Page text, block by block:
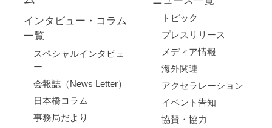
インタビュー・コラム
一覧
スペシャルインタビュ
ー
会報誌（News Letter）
日本橋コラム
事務局だより
トピック
プレスリリース
メディア情報
海外関連
アクセラレーション
イベント告知
協賛・協力